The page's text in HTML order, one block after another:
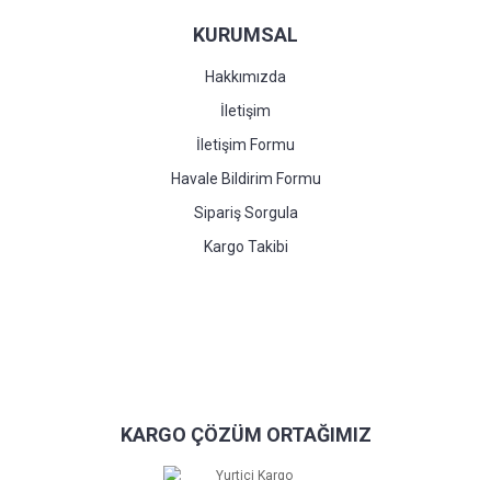
KURUMSAL
Hakkımızda
İletişim
İletişim Formu
Havale Bildirim Formu
Sipariş Sorgula
Kargo Takibi
KARGO ÇÖZÜM ORTAĞIMIZ